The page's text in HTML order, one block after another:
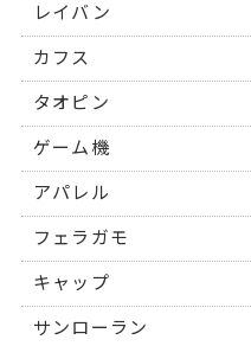
レイバン
カフス
タオピン
ゲーム機
アパレル
フェラガモ
キャップ
サンローラン